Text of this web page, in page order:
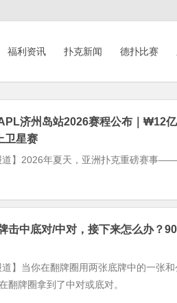
福利资讯 扑克新闻 德扑比赛
济州岛站2026赛程公布｜₩12
卫星赛
道】2026年夏天，亚洲扑克重磅赛事
击中底对/中对，接下来怎么办？
道】当你在翻牌圈用两张底牌中的一张
翻牌圈拿到了中对或底对。